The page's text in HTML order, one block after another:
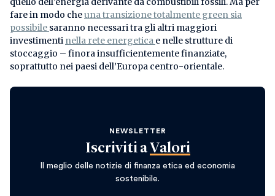
fare in modo cheuna transizione totalmente green sia
possibile saranno necessari tra gli altri maggiori
investimenti nella rete energetica e nelle strutture di
stoccaggio – finora insufficientemente finanziate,
soprattutto nei paesi dell’Europa centro-orientale.
NEWSLETTER
Iscriviti a Valori
Il meglio delle notizie di finanza etica ed economia
sostenibile.